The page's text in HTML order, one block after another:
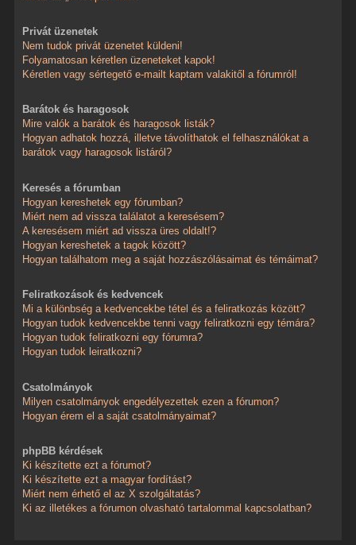
Privát üzenetek
Nem tudok privát üzenetet küldeni!
Folyamatosan kéretlen üzeneteket kapok!
Kéretlen vagy sértegető e-mailt kaptam valakitől a fórumról!
Barátok és haragosok
Mire valók a barátok és haragosok listák?
Hogyan adhatok hozzá, illetve távolíthatok el felhasználókat a
barátok vagy haragosok listáról?
Keresés a fórumban
Hogyan kereshetek egy fórumban?
Miért nem ad vissza találatot a keresésem?
A keresésem miért ad vissza üres oldalt!?
Hogyan kereshetek a tagok között?
Hogyan találhatom meg a saját hozzászólásaimat és témáimat?
Feliratkozások és kedvencek
Mi a különbség a kedvencekbe tétel és a feliratkozás között?
Hogyan tudok kedvencekbe tenni vagy feliratkozni egy témára?
Hogyan tudok feliratkozni egy fórumra?
Hogyan tudok leiratkozni?
Csatolmányok
Milyen csatolmányok engedélyezettek ezen a fórumon?
Hogyan érem el a saját csatolmányaimat?
phpBB kérdések
Ki készítette ezt a fórumot?
Ki készítette ezt a magyar fordítást?
Miért nem érhető el az X szolgáltatás?
Ki az illetékes a fórumon olvasható tartalommal kapcsolatban?